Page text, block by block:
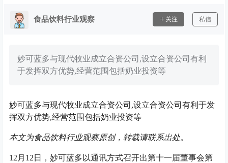
食品饮料行业观察 关注 私信
妙可蓝多与现代牧业成立合资公司,设立合资公司有利
于发挥双方优势,经营范围包括奶业投资等
妙可蓝多与现代牧业成立合资公司,设立合资公司有利于发
挥双方优势,经营范围包括奶业投资等
本文为食品饮料行业观察原创，转载请联系出处。
12月12日，妙可蓝多以通讯方式召开出第十一届董事会第